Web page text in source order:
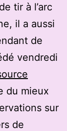
tir à l’arc
il a aussi
de
vendredi
du mieux
sur
de